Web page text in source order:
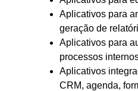
Aplicativos para
geração de
Aplicativos para
processos
Aplicativos
CRM, agenda,